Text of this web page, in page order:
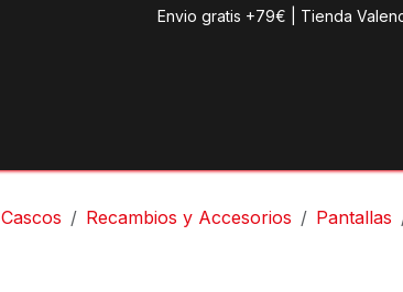
Envio gratis +79€ | Tienda
Cascos Recambios y Accesorios Pantallas